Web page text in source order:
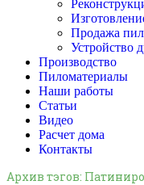
Продажа
Устройство
Производство
Пиломатериалы
Наши работы
Статьи
Видео
Расчет дома
Контакты
Архив тэгов: